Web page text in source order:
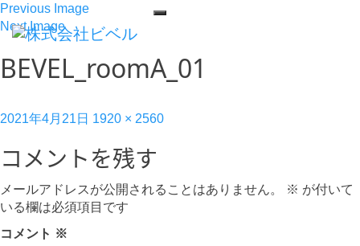
Previous Image
Next Image
BEVEL_roomA_01
Posted
2021年4月21日 Full
1920 × 2560
コメントを残す
メールアドレスが公開されることはありません。 ※ が付いて
いる欄は必須項目です
コメント ※